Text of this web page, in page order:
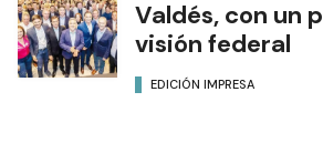
Valdés, con un
visión federal
EDICIÓN IMPRESA